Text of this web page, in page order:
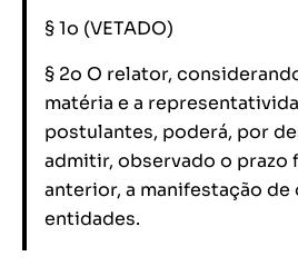
§ 1o (VETADO)
§ 2o O relator,
matéria e a
postulantes, poderá, por
admitir, observado o prazo
anterior, a manifestação
entidades.